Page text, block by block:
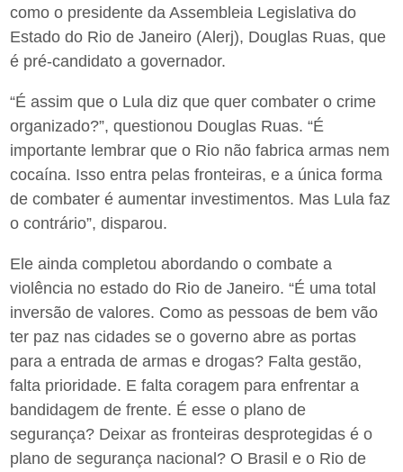
como o presidente da Assembleia Legislativa do
Estado do Rio de Janeiro (Alerj), Douglas Ruas, que
é pré-candidato a governador.
“É assim que o Lula diz que quer combater o crime
organizado?”, questionou Douglas Ruas. “É
importante lembrar que o Rio não fabrica armas nem
cocaína. Isso entra pelas fronteiras, e a única forma
de combater é aumentar investimentos. Mas Lula faz
o contrário”, disparou.
Ele ainda completou abordando o combate a
violência no estado do Rio de Janeiro. “É uma total
inversão de valores. Como as pessoas de bem vão
ter paz nas cidades se o governo abre as portas
para a entrada de armas e drogas? Falta gestão,
falta prioridade. E falta coragem para enfrentar a
bandidagem de frente. É esse o plano de
segurança? Deixar as fronteiras desprotegidas é o
plano de segurança nacional? O Brasil e o Rio de